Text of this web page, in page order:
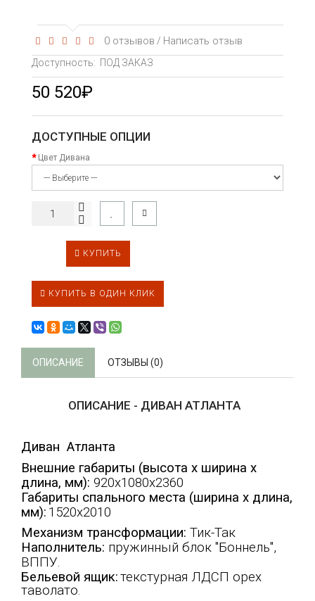
0 отзывов / Написать отзыв
Доступность: ПОД ЗАКАЗ
50 520₽
ДОСТУПНЫЕ ОПЦИИ
Цвет Дивана
КУПИТЬ
КУПИТЬ В ОДИН КЛИК
ОПИСАНИЕ ОТЗЫВЫ (0)
ОПИСАНИЕ - ДИВАН АТЛАНТА
Диван Атланта
Внешние габариты (высота х ширина х
длина, мм): 920х1080х2360
Габариты спального места (ширина х длина,
мм): 1520х2010
Механизм трансформации: Тик-Так
Наполнитель: пружинный блок "Боннель",
ВППУ.
Бельевой ящик:текстурная ЛДСП орех
таволато.